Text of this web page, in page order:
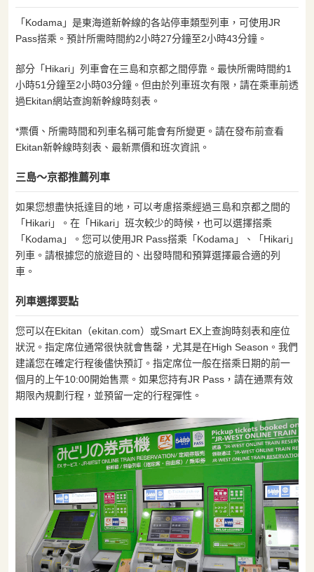
「Kodama」是東海道新幹線的各站停車類型列車，可使用JR
Pass搭乘。預計所需時間約2小時27分鐘至2小時43分鐘。
部分「Hikari」列車會在三島和京都之間停靠。最快所需時間約1
小時51分鐘至2小時03分鐘。但由於列車班次有限，請在乘車前透
過Ekitan網站查詢新幹線時刻表。
*票價、所需時間和列車名稱可能會有所變更。請在發布前查看
Ekitan新幹線時刻表、最新票價和班次資訊。
三島～京都推薦列車
如果您想盡快抵達目的地，可以考慮搭乘經過三島和京都之間的
「Hikari」。在「Hikari」班次較少的時候，也可以選擇搭乘
「Kodama」。您可以使用JR Pass搭乘「Kodama」、「Hikari」
列車。請根據您的旅遊目的、出發時間和預算選擇最合適的列
車。
列車選擇要點
您可以在Ekitan（ekitan.com）或Smart EX上查詢時刻表和座位
狀況。指定席位通常很快就會售罄，尤其是在High Season。我們
建議您在確定行程後儘快預訂。指定席位一般在搭乘日期的前一
個月的上午10:00開始售票。如果您持有JR Pass，請在通票有效
期限內規劃行程，並預留一定的行程彈性。